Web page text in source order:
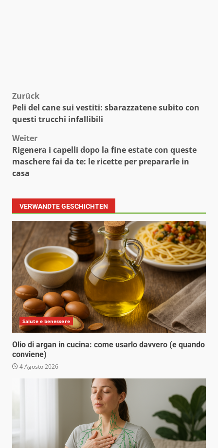
Beitragsnavigation
Zurück
Peli del cane sui vestiti: sbarazzatene subito con
questi trucchi infallibili
Weiter
Rigenera i capelli dopo la fine estate con queste
maschere fai da te: le ricette per prepararle in
casa
VERWANDTE GESCHICHTEN
Salute e benessere
Olio di argan in cucina: come usarlo davvero (e quando
conviene)
4 Agosto 2026